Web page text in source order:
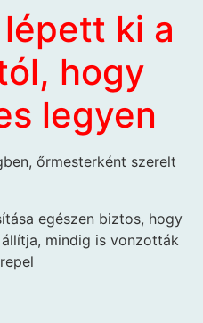
ki a
hogy
legyen
őrmesterként szerelt
egészen biztos, hogy
mindig is vonzották